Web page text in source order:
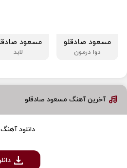
مسعود صادقلو
دوا درمون
مسعود
لابد
آخرین آهنگ مسعود صادقلو
دانلود